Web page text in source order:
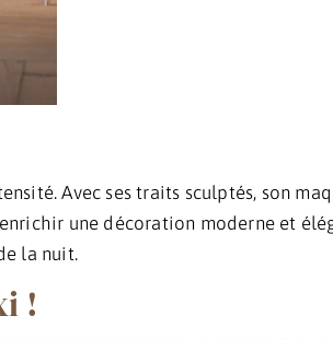
Avec ses traits sculptés, son
une décoration moderne et
la nuit.
!